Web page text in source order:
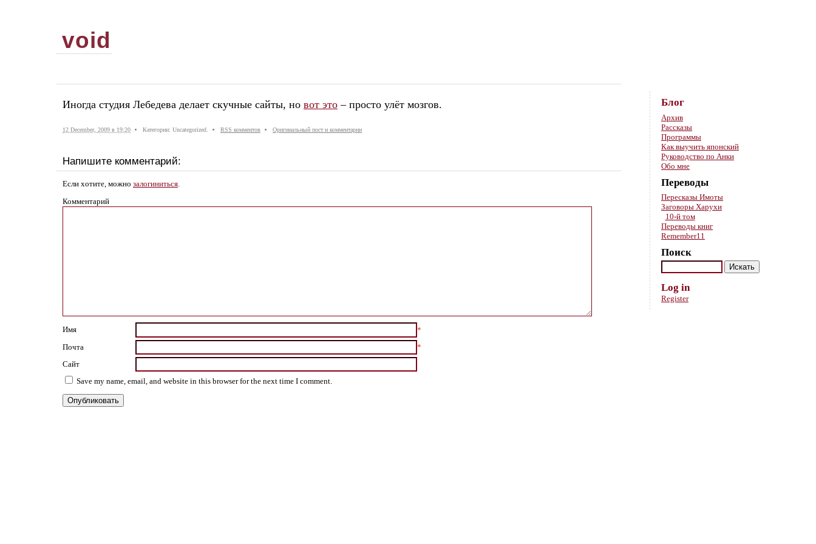
void
Иногда студия Лебедева делает скучные сайты, но вот это – просто улёт мозгов.
12 December, 2009 в 19:20 Категории: Uncategorized. RSS комментов Оригинальный пост и комментарии
Напишите комментарий:
Если хотите, можно залогиниться.
Комментарий
Имя
*
Почта
*
Сайт
Save my name, email, and website in this browser for the next time I comment.
Блог
Архив
Рассказы
Программы
Как выучить японский
Руководство по Анки
Обо мне
Переводы
Пересказы Имоты
Заговоры Харухи
10-й том
Переводы книг
Remember11
Поиск
Log in
Register